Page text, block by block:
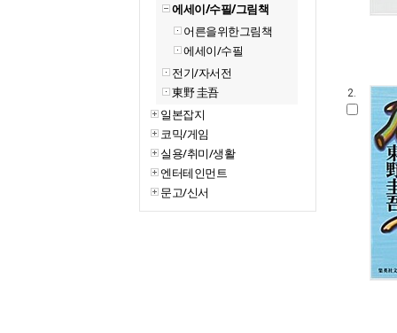
에세이/수필/그림책
어른을위한그림책
에세이/수필
전기/자서전
東野 圭吾
일본잡지
코믹/게임
실용/취미/생활
엔터테인먼트
문고/신서
2.